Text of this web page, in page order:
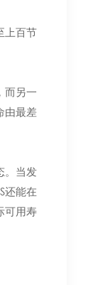
上百节
而另一
由最差
。当发
还能在
可用寿